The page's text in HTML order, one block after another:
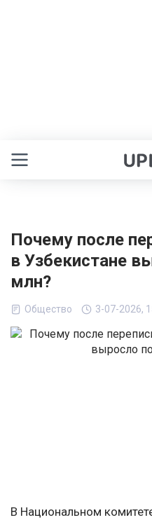
Почему после
в Узбекистане
млн?
Общество 3-07-2026,
В Национальном